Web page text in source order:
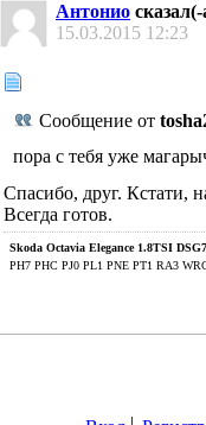
Антонио
15.03.2015 12:23
Сообщение от
пора с тебя уже
Спасибо, друг. Кстати,
Всегда готов.
Skoda Octavia Elegance 1.8TSI DSG7
PH7 PHC PJ0 PL1 PNE PT1 RA3